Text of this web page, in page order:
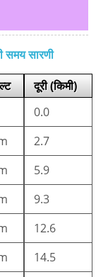
समय सारणी
दूरी (किमी)
0.0
2.7
5.9
9.3
12.6
14.5